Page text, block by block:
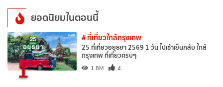
ยอดนิยมในตอนนี้
1
# ที่เที่ยวใกล้กรุงเทพ
25 ที่เที่ยวอยุธยา 2569 1 วัน ไปเช้าเย็นกลับ ใกล้
กรุงเทพ ที่เที่ยวครบๆ
1.8M 4